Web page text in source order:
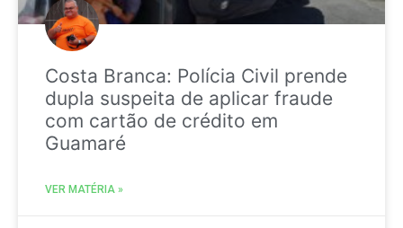
Costa Branca: Polícia Civil prende
dupla suspeita de aplicar fraude
com cartão de crédito em
Guamaré
VER MATÉRIA »